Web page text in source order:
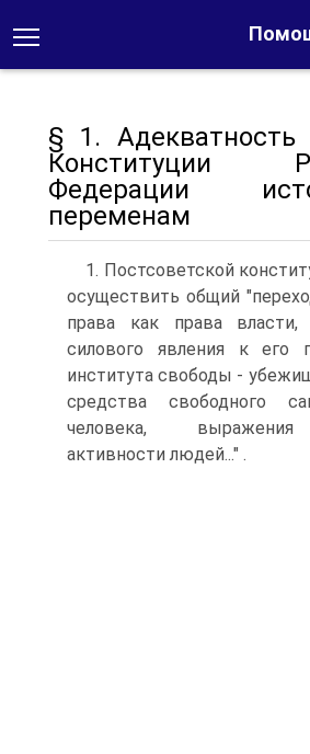
§ 1. Адекватность
Конституции
Федерации
переменам
1. Постсоветской
осуществить общий
права как права власти,
силового явления к его
института свободы -
средства свободного
человека, выражения
активности людей..." .